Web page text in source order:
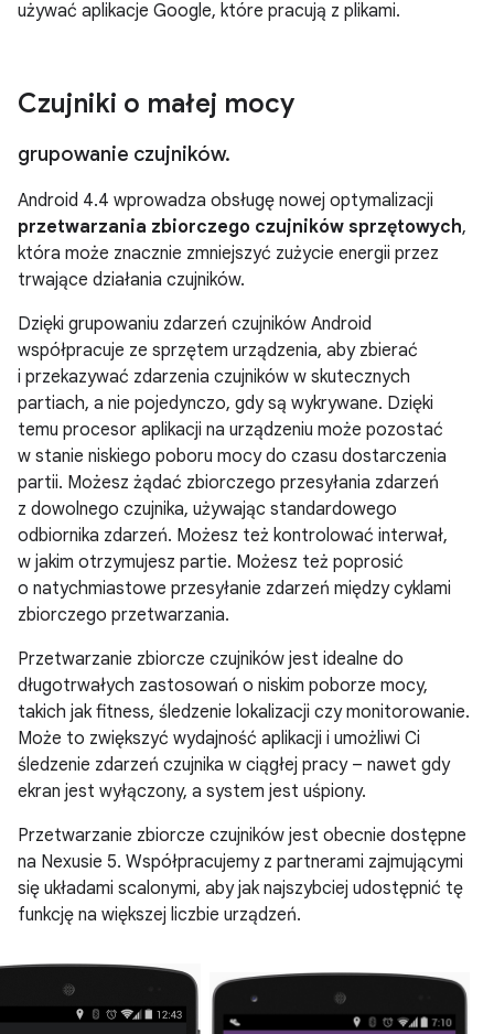
używać aplikacje Google, które pracują z plikami.
Czujniki o małej mocy
grupowanie czujników.
Android 4.4 wprowadza obsługę nowej optymalizacji
przetwarzania zbiorczego czujników sprzętowych,
która może znacznie zmniejszyć zużycie energii przez
trwające działania czujników.
Dzięki grupowaniu zdarzeń czujników Android
współpracuje ze sprzętem urządzenia, aby zbierać
i przekazywać zdarzenia czujników w skutecznych
partiach, a nie pojedynczo, gdy są wykrywane. Dzięki
temu procesor aplikacji na urządzeniu może pozostać
w stanie niskiego poboru mocy do czasu dostarczenia
partii. Możesz żądać zbiorczego przesyłania zdarzeń
z dowolnego czujnika, używając standardowego
odbiornika zdarzeń. Możesz też kontrolować interwał,
w jakim otrzymujesz partie. Możesz też poprosić
o natychmiastowe przesyłanie zdarzeń między cyklami
zbiorczego przetwarzania.
Przetwarzanie zbiorcze czujników jest idealne do
długotrwałych zastosowań o niskim poborze mocy,
takich jak fitness, śledzenie lokalizacji czy monitorowanie.
Może to zwiększyć wydajność aplikacji i umożliwi Ci
śledzenie zdarzeń czujnika w ciągłej pracy – nawet gdy
ekran jest wyłączony, a system jest uśpiony.
Przetwarzanie zbiorcze czujników jest obecnie dostępne
na Nexusie 5. Współpracujemy z partnerami zajmującymi
się układami scalonymi, aby jak najszybciej udostępnić tę
funkcję na większej liczbie urządzeń.